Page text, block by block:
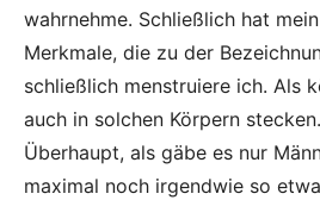
wahrnehme. Schließlich hat
Merkmale, die zu der
schließlich menstruiere ich. Als
auch in solchen Körpern stecken.
Überhaupt, als gäbe es nur
maximal noch irgendwie so